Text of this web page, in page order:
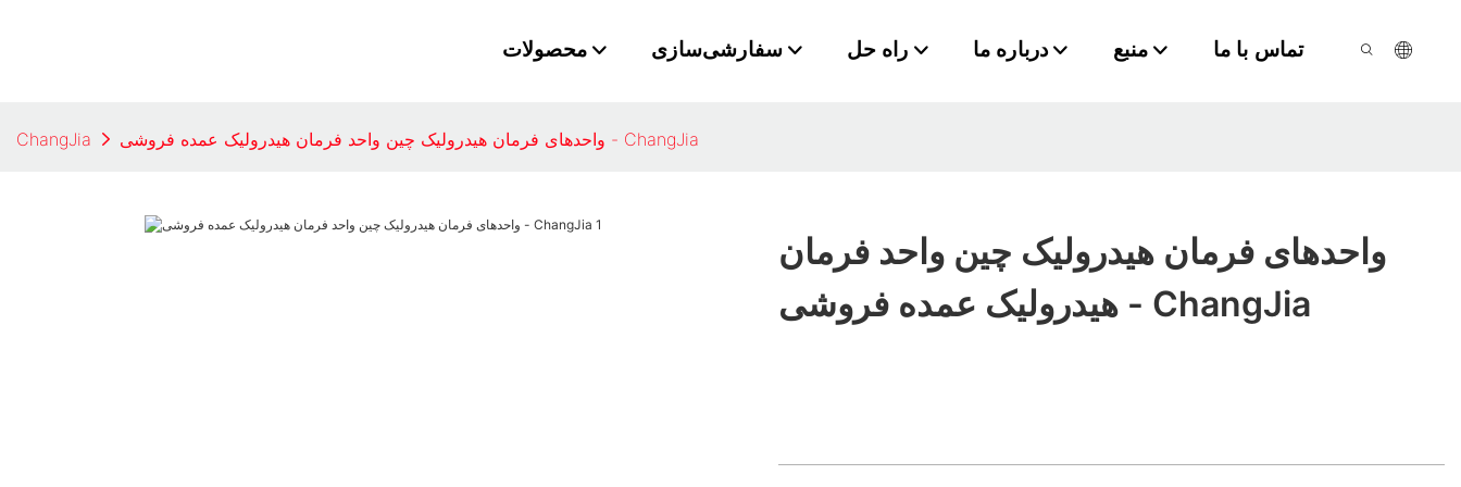
محصولات سفارشی‌سازی راه حل درباره ما منبع تماس با ما
ChangJia واحدهای فرمان هیدرولیک چین واحد فرمان هیدرولیک عمده فروشی - ChangJia
واحدهای فرمان هیدرولیک چین واحد فرمان
هیدرولیک عمده فروشی - ChangJia